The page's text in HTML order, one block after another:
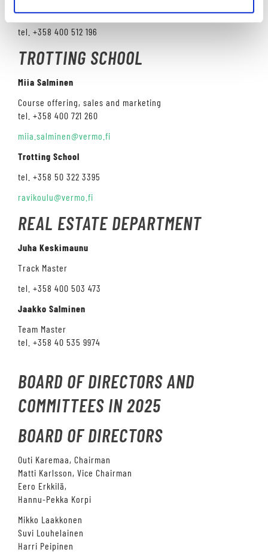
Pertti Koskenniemi
tel. +358 400 512 196
TROTTING SCHOOL
Miia Salminen
Course offering, sales and marketing
tel. +358 400 721 260
miia.salminen@vermo.fi
Trotting School
tel. +358 50 322 3395
ravikoulu@vermo.fi
REAL ESTATE DEPARTMENT
Juha Keskimaunu
Track Master
tel. +358 400 503 473
Jaakko Salminen
Team Master
tel. +358 40 535 9974
BOARD OF DIRECTORS AND
COMMITTEES IN 2025
BOARD OF DIRECTORS
Outi Karemaa, Chairman
Matti Karlsson, Vice Chairman
Eero Erkkilä,
Hannu-Pekka Korpi
Mikko Laakkonen
Suvi Louhelainen
Harri Peipinen